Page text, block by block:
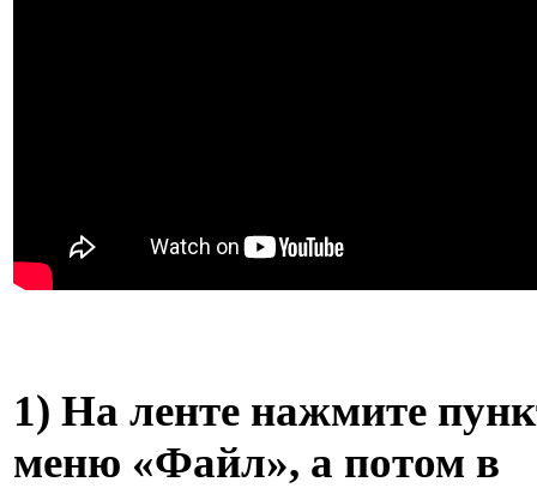
1) На ленте нажмите
меню «Файл», а потом в